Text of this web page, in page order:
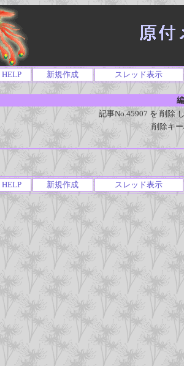
HELP 新規作成 スレッド表示
記事No.45907 を 削除
削除キ
HELP 新規作成 スレッド表示